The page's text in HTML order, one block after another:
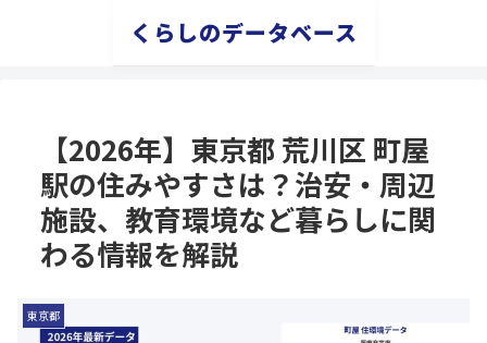
くらしのデータベース
【2026年】東京都 荒川区 町屋
駅の住みやすさは？治安・周辺
施設、教育環境など暮らしに関
わる情報を解説
東京都